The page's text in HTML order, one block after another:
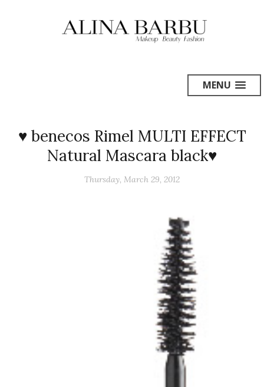
MENU
♥ benecos Rimel MULTI EFFECT
Natural Mascara black♥
Thursday, March 29, 2012